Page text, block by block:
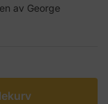
av George